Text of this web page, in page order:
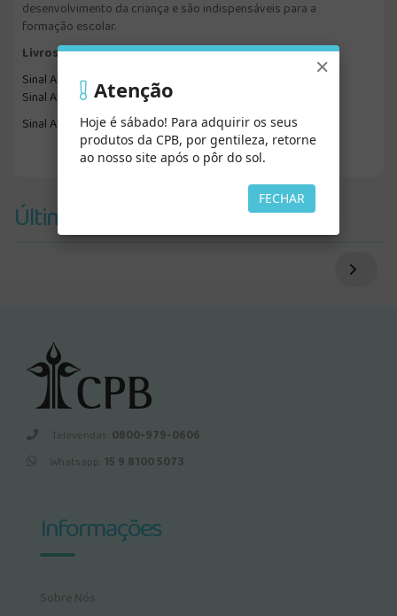
desenvolvimento da criança e são indispensáveis para a
formação escolar.
Livros da Coleção:
Sinal Aberto para Aprender - Vol. 1
Sinal Aberto para Aprender - Vol. 2
Sinal Aberto para Aprender - Vol. 3
Últimos Vistos
Televendas: 0800-979-0606
Whatsapp: 15 9 8100 5073
Informações
Sobre Nós
×
Atenção
Hoje é sábado! Para adquirir os seus
produtos da CPB, por gentileza, retorne
ao nosso site após o pôr do sol.
FECHAR